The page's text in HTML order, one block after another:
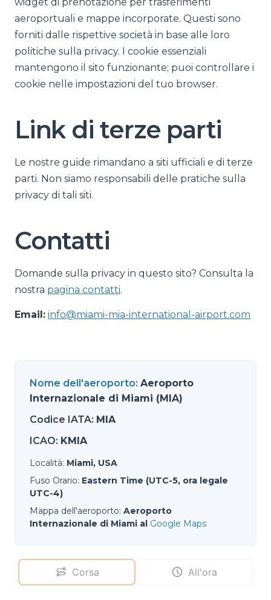
aeroportuali e mappe incorporate. Questi sono
forniti dalle rispettive società in base alle loro
politiche sulla privacy. I cookie essenziali
mantengono il sito funzionante; puoi controllare i
cookie nelle impostazioni del tuo browser.
Link di terze parti
Le nostre guide rimandano a siti ufficiali e di terze
parti. Non siamo responsabili delle pratiche sulla
privacy di tali siti.
Contatti
Domande sulla privacy in questo sito? Consulta la
nostra pagina contatti.
Email: info@miami-mia-international-airport.com
Nome dell'aeroporto: Aeroporto
Internazionale di Miami (MIA)
Codice IATA: MIA
ICAO: KMIA
Località: Miami, USA
Fuso Orario: Eastern Time (UTC-5, ora legale
UTC-4)
Mappa dell'aeroporto: Aeroporto
Internazionale di Miami al Google Maps